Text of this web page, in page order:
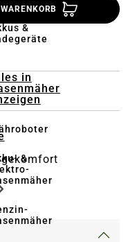
&
in
&
WARENKORB